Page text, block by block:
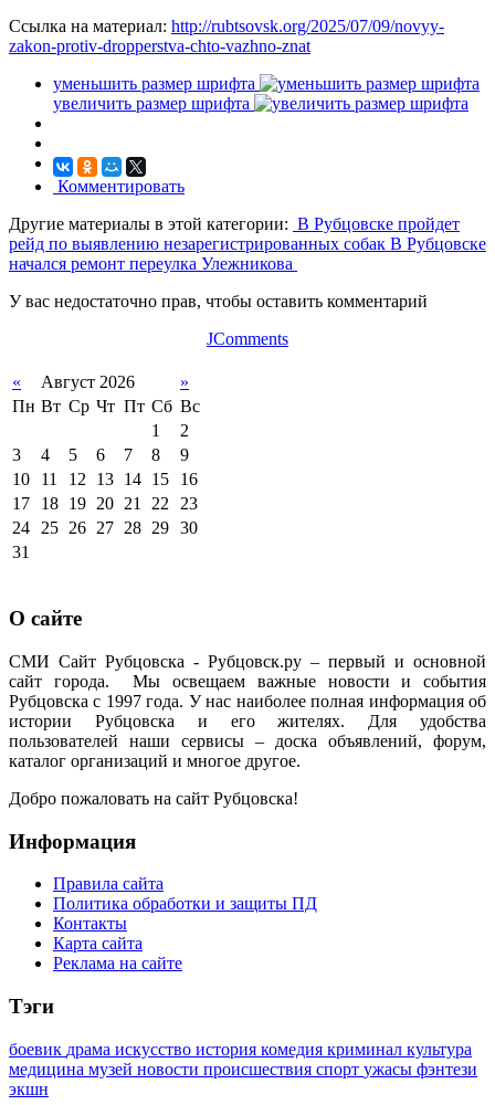
Ссылка на материал: http://rubtsovsk.org/2025/07/09/novyy-
zakon-protiv-dropperstva-chto-vazhno-znat
уменьшить размер шрифта
увеличить размер шрифта
Комментировать
Другие материалы в этой категории: В Рубцовске пройдет
рейд по выявлению незарегистрированных собак В Рубцовске
начался ремонт переулка Улежникова
У вас недостаточно прав, чтобы оставить комментарий
JComments
« Август 2026
»
Пн Вт Ср Чт Пт Сб Вс
1
2
3
4 5 6 7 8
9
10
11 12 13 14 15
16
17
18 19 20 21 22
23
24
25 26 27 28 29 30
31
О сайте
СМИ Сайт Рубцовска - Рубцовск.ру – первый и основной
сайт города. Мы освещаем важные новости и события
Рубцовска с 1997 года. У нас наиболее полная информация об
истории Рубцовска и его жителях. Для удобства
пользователей наши сервисы – доска объявлений, форум,
каталог организаций и многое другое.
Добро пожаловать на сайт Рубцовска!
Информация
Правила сайта
Политика обработки и защиты ПД
Контакты
Карта сайта
Реклама на сайте
Тэги
боевик драма искусство история комедия криминал культура
медицина музей новости происшествия спорт ужасы фэнтези
экшн